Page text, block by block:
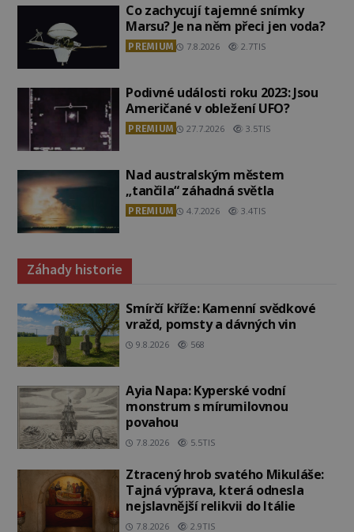
Co zachycují tajemné snímky
Marsu? Je na něm přeci jen voda?
PREMIUM 7.8.2026 2.7TIS
Podivné události roku 2023: Jsou
Američané v obležení UFO?
PREMIUM 27.7.2026 3.5TIS
Nad australským městem
„tančila“ záhadná světla
PREMIUM 4.7.2026 3.4TIS
Záhady historie
Smírčí kříže: Kamenní svědkové
vražd, pomsty a dávných vin
9.8.2026 568
Ayia Napa: Kyperské vodní
monstrum s mírumilovnou
povahou
7.8.2026 5.5TIS
Ztracený hrob svatého Mikuláše:
Tajná výprava, která odnesla
nejslavnější relikvii do Itálie
7.8.2026 2.9TIS